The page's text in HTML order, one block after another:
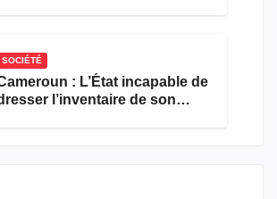
SOCIÉTÉ
: L’État incapable de
l’inventaire de son